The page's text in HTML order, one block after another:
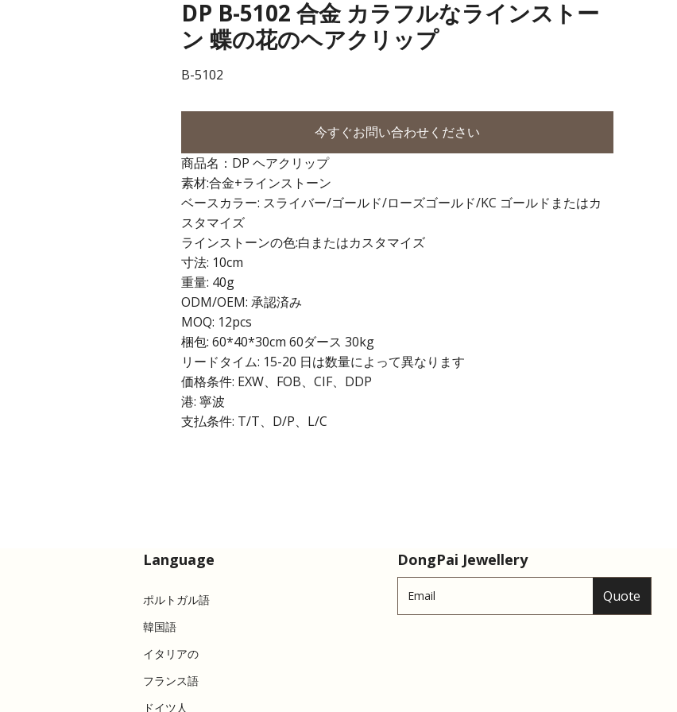
DP B-5102 合金 カラフルなラインストー
ン 蝶の花のヘアクリップ
B-5102
今すぐお問い合わせください
商品名：DP ヘアクリップ
素材:合金+ラインストーン
ベースカラー: スライバー/ゴールド/ローズゴールド/KC ゴールドまたはカ
スタマイズ
ラインストーンの色:白またはカスタマイズ
寸法: 10cm
重量: 40g
ODM/OEM: 承認済み
MOQ: 12pcs
梱包: 60*40*30cm 60ダース 30kg
リードタイム: 15-20 日は数量によって異なります
価格条件: EXW、FOB、CIF、DDP
港: 寧波
支払条件: T/T、D/P、L/C
Language
ポルトガル語
韓国語
イタリアの
フランス語
ドイツ人
DongPai Jewellery
Quote